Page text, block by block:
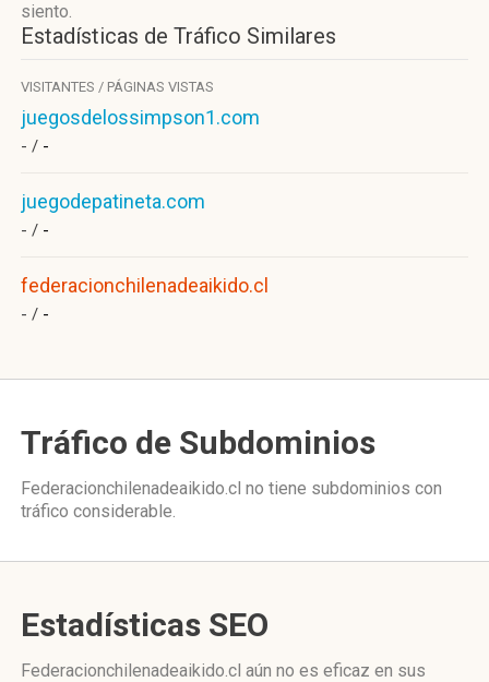
siento.
Estadísticas de Tráfico Similares
VISITANTES / PÁGINAS VISTAS
juegosdelossimpson1.com
- / -
juegodepatineta.com
- / -
federacionchilenadeaikido.cl
- / -
Tráfico de Subdominios
Federacionchilenadeaikido.cl no tiene subdominios con
tráfico considerable.
Estadísticas SEO
Federacionchilenadeaikido.cl aún no es eficaz en sus